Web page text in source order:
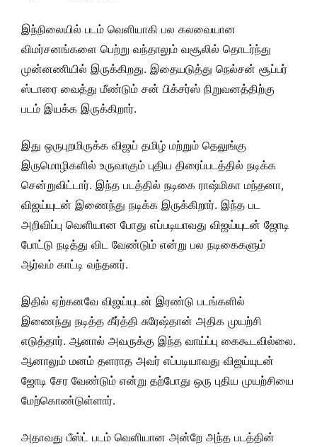
இந்நிலையில் படம் வெளியாகி பல கலவையான
விமர்சனங்களை பெற்று வந்தாலும் வசூலில் தொடர்ந்து
முன்னணியில் இருக்கிறது. இதையடுத்து நெல்சன் சூப்பர்
ஸ்டாரை வைத்து மீண்டும் சன் பிக்சர்ஸ் நிறுவனத்திற்கு
படம் இயக்க இருக்கிறார்.
இது ஒருபுறமிருக்க விஜய் தமிழ் மற்றும் தெலுங்கு
இருமொழிகளில் உருவாகும் புதிய திரைப்படத்தில் நடிக்க
சென்றுவிட்டார். இந்த படத்தில் நடிகை ராஷ்மிகா மந்தனா,
விஜய்யுடன் இணைந்து நடிக்க இருக்கிறார். இந்த பட
அறிவிப்பு வெளியான போது எப்படியாவது விஜய்யுடன் ஜோடி
போட்டு நடித்து விட வேண்டும் என்று பல நடிகைகளும்
ஆர்வம் காட்டி வந்தனர்.
இதில் ஏற்கனவே விஜய்யுடன் இரண்டு படங்களில்
இணைந்து நடித்த கீர்த்தி சுரேஷ்தான் அதிக முயற்சி
எடுத்தார். ஆனால் அவருக்கு இந்த வாய்ப்பு கைகூடவில்லை.
ஆனாலும் மனம் தளராத அவர் எப்படியாவது விஜய்யுடன்
ஜோடி சேர வேண்டும் என்று தற்போது ஒரு புதிய முயற்சியை
மேற்கொண்டுள்ளார்.
அதாவது பீஸ்ட் படம் வெளியான அன்றே அந்த படத்தின்